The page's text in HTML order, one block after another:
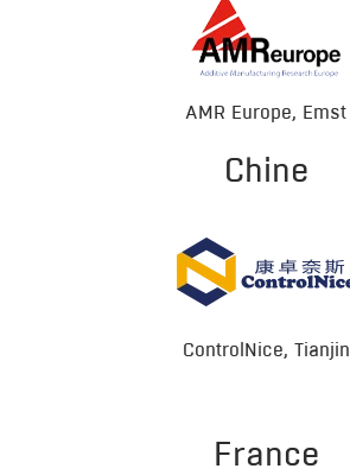
AMR Europe, Emst
Chine
ControlNice, Tianjin
France